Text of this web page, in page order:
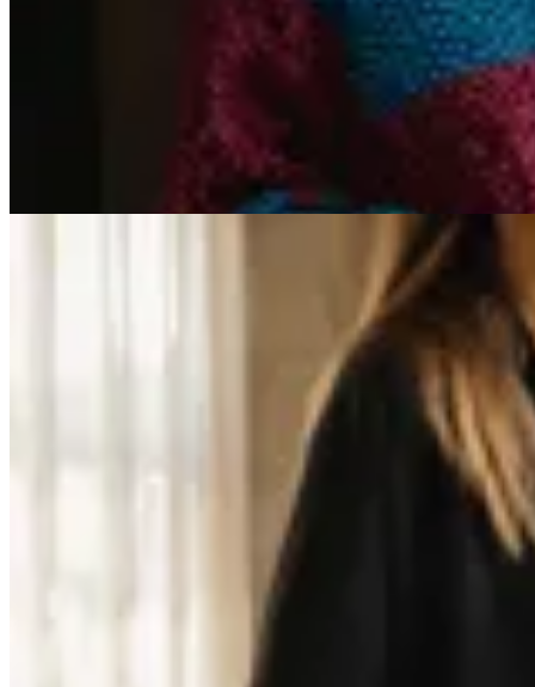
Sweater Merino Colorblock Artesanal